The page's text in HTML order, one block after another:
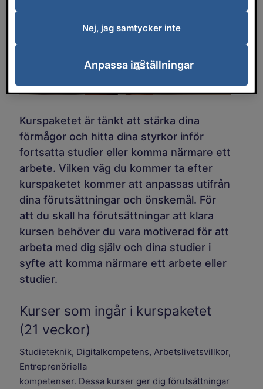
Kurspaketet är tänkt att stärka dina
förmågor och hitta dina styrkor inför
fortsatta studier eller komma närmare ett
arbete. Vilken väg du kommer ta efter
kurspaketet kommer att anpassas utifrån
dina förutsättningar och önskemål. För
att du skall ha förutsättningar att klara
kursen behöver du vara motiverad för att
arbeta med dig själv och dina studier i
syfte att komma närmare ett arbete eller
studier.
Kurser som ingår i kurspaketet
(21 veckor)
Studieteknik, Digitalkompetens, Arbetslivetsvillkor,
Entreprenöriella
kompetenser. Dessa kurser ger dig förutsättningar
Nej, jag samtycker inte
Anpassa inställningar